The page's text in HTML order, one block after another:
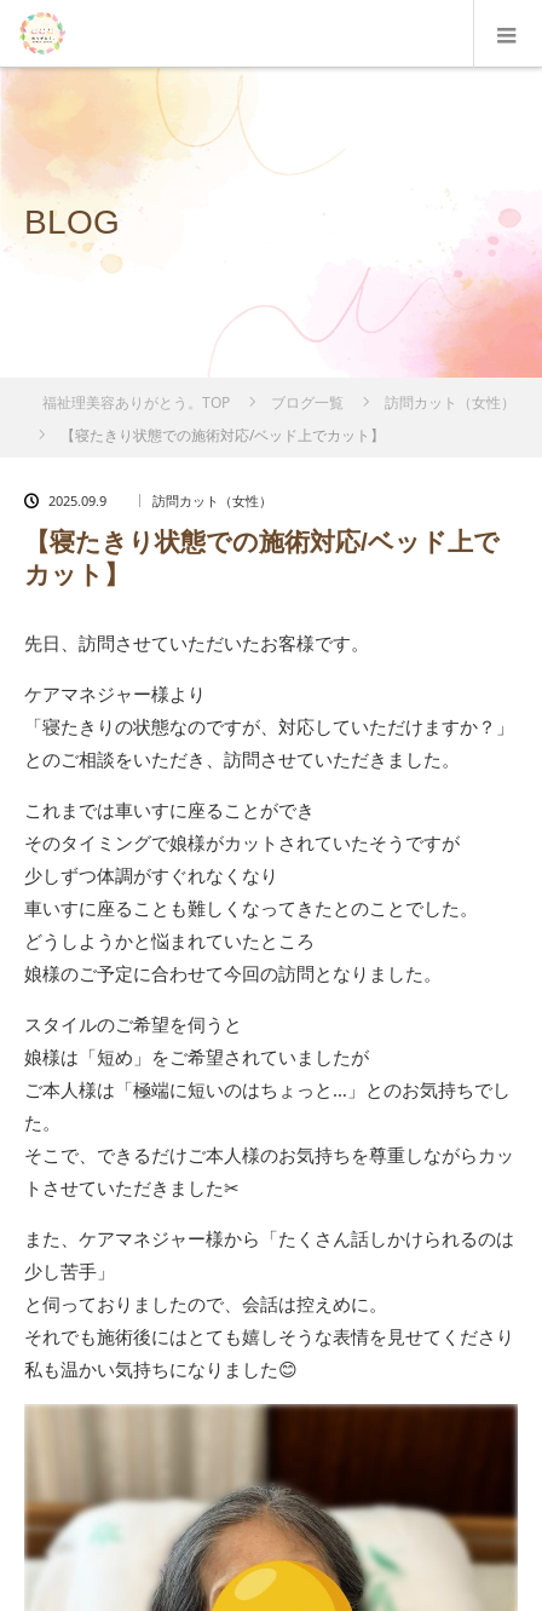
BLOG
福祉理美容ありがとう。TOP ブログ一覧
訪問カット（女性）
【寝たきり状態での施術対応/ベッド上でカット】
2025.09.9 訪問カット（女性）
【寝たきり状態での施術対応/ベッド上で
カット】
先日、訪問させていただいたお客様です。
ケアマネジャー様より
「寝たきりの状態なのですが、対応していただけますか？」
とのご相談をいただき、訪問させていただきました。
これまでは車いすに座ることができ
そのタイミングで娘様がカットされていたそうですが
少しずつ体調がすぐれなくなり
車いすに座ることも難しくなってきたとのことでした。
どうしようかと悩まれていたところ
娘様のご予定に合わせて今回の訪問となりました。
スタイルのご希望を伺うと
娘様は「短め」をご希望されていましたが
ご本人様は「極端に短いのはちょっと…」とのお気持ちでし
た。
そこで、できるだけご本人様のお気持ちを尊重しながらカッ
トさせていただきました✂
また、ケアマネジャー様から「たくさん話しかけられるのは
少し苦手」
と伺っておりましたので、会話は控えめに。
それでも施術後にはとても嬉しそうな表情を見せてくださり
私も温かい気持ちになりました😊